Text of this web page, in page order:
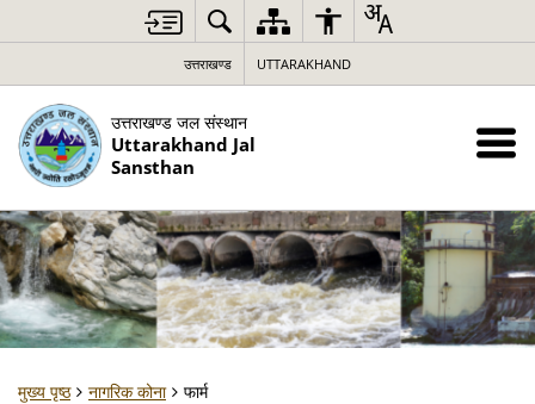
उत्तराखण्ड UTTARAKHAND
उत्तराखण्ड जल संस्थान
Uttarakhand Jal
Sansthan
मुख्य पृष्ठ नागरिक कोना फार्म